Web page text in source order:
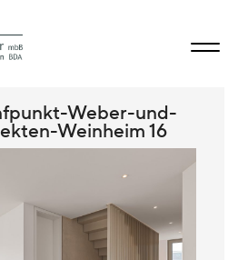
Weber-und-
Weinheim 16